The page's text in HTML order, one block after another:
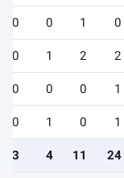
0
1
0
0
2
2
1
0
1
0
0
0
1
0
1
0
24
11
4
13